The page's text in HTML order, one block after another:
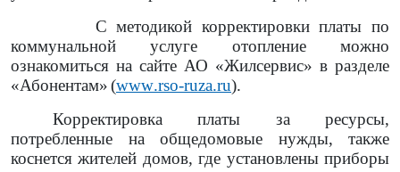
С методикой корректировки платы по
коммунальной услуге отопление можно
ознакомиться на сайте АО «Жилсервис» в разделе
«Абонентам»(www.rso-ruza.ru).
Корректировка платы за ресурсы,
потребленные на общедомовые нужды, также
коснется жителей домов, где установлены приборы